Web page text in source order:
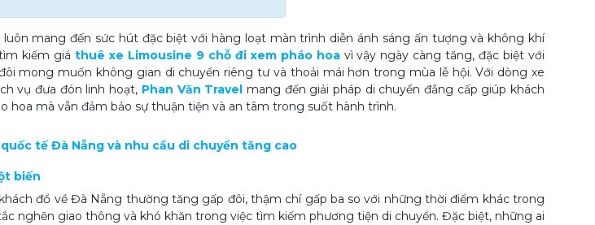
mang đến sức hút đặc biệt với hàng loạt màn trình diễn ánh sáng ấn tượng và không khí
kiếm giáthuê xe Limousine 9 chỗ đi xem pháo hoavì vậy ngày càng tăng, đặc biệt với
mong muốn không gian di chuyển riêng tư và thoải mái hơn trong mùa lễ hội. Với dòng xe
vụ đưa đón linh hoạt, Phan Văn Travel mang đến giải pháp di chuyển đẳng cấp giúp khách
hoa mà vẫn đảm bảo sự thuận tiện và an tâm trong suốt hành trình.
tế Đà Nẵng và nhu cầu di chuyển tăng cao
biến
đổ về Đà Nẵng thường tăng gấp đôi, thậm chí gấp ba so với những thời điểm khác trong
nghẽn giao thông và khó khăn trong việc tìm kiếm phương tiện di chuyển. Đặc biệt, những ai